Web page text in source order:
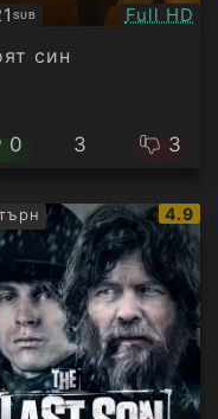
SUB Full HD
син
0 3 3
IMDb
4.9